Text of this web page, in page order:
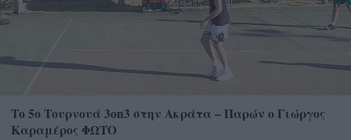
Το 5ο Τουρνουά 3on3 στην Ακράτα – Παρών ο Γιώργος
Καραμέρος ΦΩΤΟ